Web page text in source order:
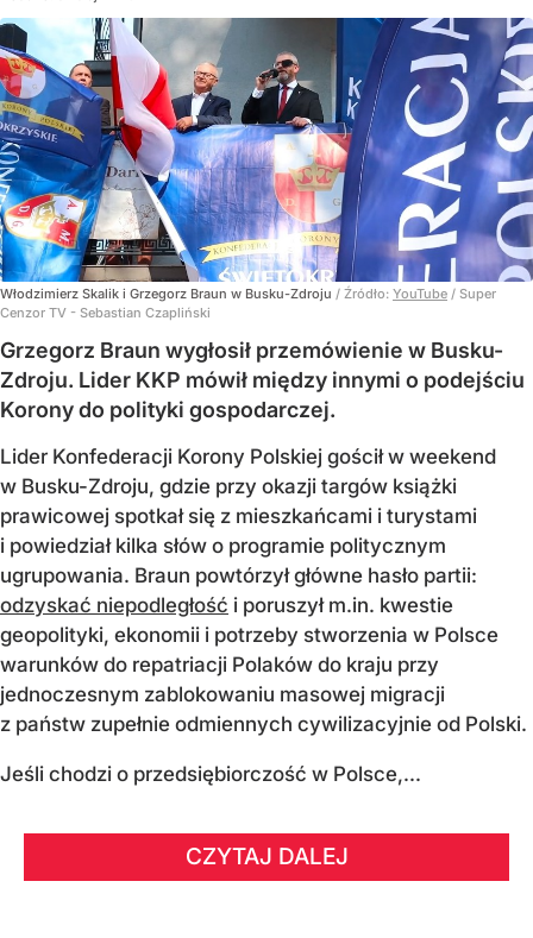
Włodzimierz Skalik i Grzegorz Braun w Busku-Zdroju / Źródło: YouTube / Super
Cenzor TV - Sebastian Czapliński
Grzegorz Braun wygłosił przemówienie w Busku-
Zdroju. Lider KKP mówił między innymi o podejściu
Korony do polityki gospodarczej.
Lider Konfederacji Korony Polskiej gościł w weekend
w Busku-Zdroju, gdzie przy okazji targów książki
prawicowej spotkał się z mieszkańcami i turystami
i powiedział kilka słów o programie politycznym
ugrupowania. Braun powtórzył główne hasło partii:
odzyskać niepodległość i poruszył m.in. kwestie
geopolityki, ekonomii i potrzeby stworzenia w Polsce
warunków do repatriacji Polaków do kraju przy
jednoczesnym zablokowaniu masowej migracji
z państw zupełnie odmiennych cywilizacyjnie od Polski.
Jeśli chodzi o przedsiębiorczość w Polsce,...
CZYTAJ DALEJ